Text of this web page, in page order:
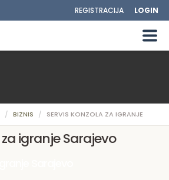
REGISTRACIJA LOGIN
BIZNIS SERVIS KONZOLA ZA IGRANJE
igranje Sarajevo